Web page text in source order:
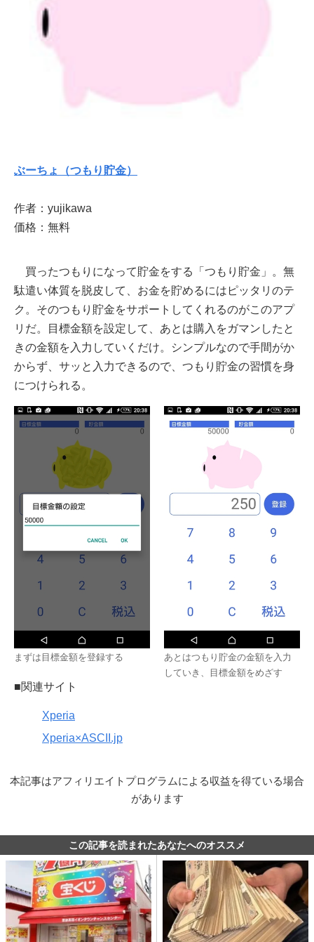
ぶーちょ（つもり貯金）
作者：yujikawa
価格：無料
買ったつもりになって貯金をする「つもり貯金」。無
駄遣い体質を脱皮して、お金を貯めるにはピッタリのテ
ク。そのつもり貯金をサポートしてくれるのがこのアプ
リだ。目標金額を設定して、あとは購入をガマンしたと
きの金額を入力していくだけ。シンプルなので手間がか
からず、サッと入力できるので、つもり貯金の習慣を身
につけられる。
まずは目標金額を登録する
あとはつもり貯金の金額を入力
していき、目標金額をめざす
■関連サイト
Xperia
Xperia×ASCII.jp
本記事はアフィリエイトプログラムによる収益を得ている場合
があります
この記事を読まれたあなたへのオススメ